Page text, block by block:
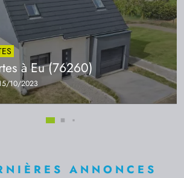
à Eu (76260)
10/2023
ANNONCES